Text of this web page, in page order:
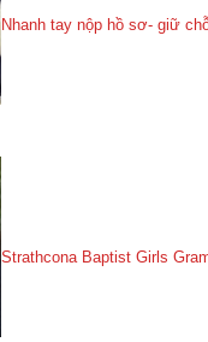
Nhanh tay nộp hồ sơ- giữ
Strathcona Baptist Girls